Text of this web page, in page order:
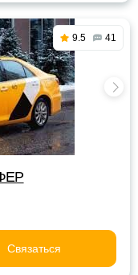
9.5 41
Связаться